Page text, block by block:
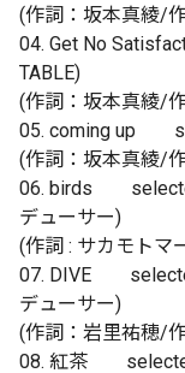
(作詞：坂本真綾/
04. Get No
TABLE)
(作詞：坂本真綾/
05. coming up
(作詞：坂本真綾/
06. birds
デューサー)
(作詞 : サカモト
07. DIVE
デューサー)
(作詞：岩里祐穂/
08. 紅茶